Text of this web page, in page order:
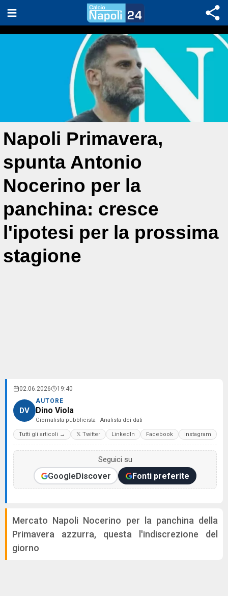
Napoli Primavera,
spunta Antonio
Nocerino per la
panchina: cresce
l'ipotesi per la prossima
stagione
02.06.2026 19:40
DV
AUTORE
Dino Viola
Giornalista pubblicista · Analista dei dati
Tutti gli articoli → 𝕏 Twitter LinkedIn Facebook Instagram
Seguici su
GoogleDiscover Fonti preferite
Mercato Napoli Nocerino per la panchina della
Primavera azzurra, questa l'indiscrezione del
giorno